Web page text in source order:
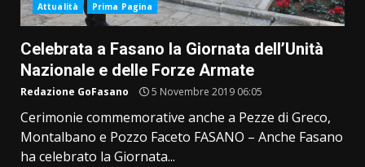
Attualità Prima Pagina
Celebrata a Fasano la Giornata dell’Unità
Nazionale e delle Forze Armate
Redazione GoFasano 5 Novembre 2019 06:05
Cerimonie commemorative anche a Pezze di Greco,
Montalbano e Pozzo Faceto FASANO – Anche Fasano
ha celebrato la Giornata...